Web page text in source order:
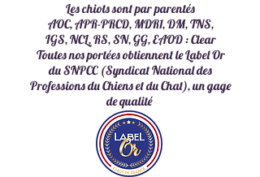
Les chiots sont par parentés
AOC, APR-PRCD, MDR1, DM, TNS,
IGS,NCL, RS, SN, GG, EAOD : Clear
Toutes nos portées obtiennent le Label Or
du SNPCC (Syndicat National des
Professions du Chiens et du Chat), un gage
de qualité